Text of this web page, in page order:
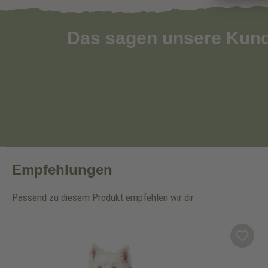
Das sagen unsere
Empfehlungen
Passend zu diesem Produkt empfehlen wir dir